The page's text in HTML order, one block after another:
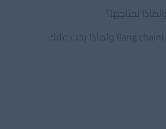
نحتاجها؟
ما هي تقنية لانج تشين (lang chain) ولماذا يجب عليك